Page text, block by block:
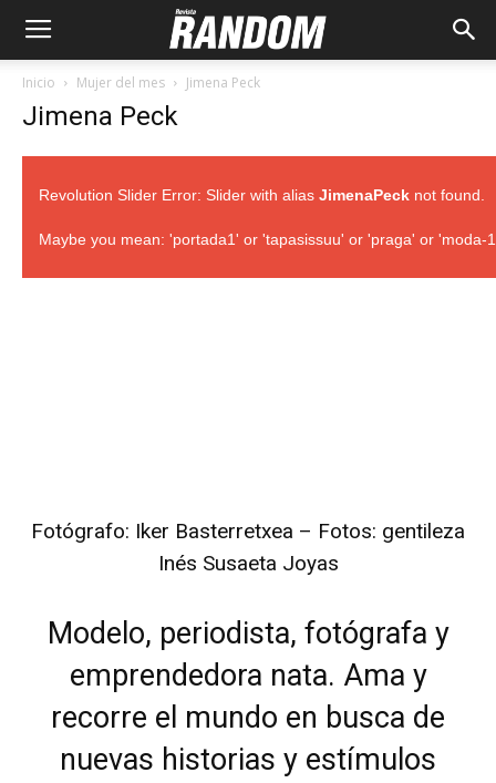
Inicio Mujer del mes Jimena Peck
Jimena Peck
Revolution Slider Error: Slider with alias JimenaPeck not found.
Maybe you mean: 'portada1' or 'tapasissuu' or 'praga' or 'moda-
Fotógrafo: Iker Basterretxea – Fotos: gentileza
Inés Susaeta Joyas
Modelo, periodista, fotógrafa y
emprendedora nata. Ama y
recorre el mundo en busca de
nuevas historias y estímulos